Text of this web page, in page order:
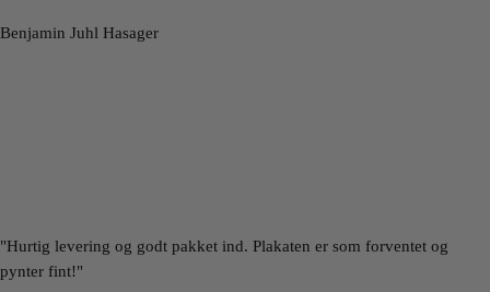
Benjamin Juhl Hasager
"Hurtig levering og godt pakket ind. Plakaten er som forventet og
pynter fint!"